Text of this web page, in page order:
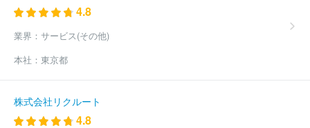
4.8
業界： サービス(その他)
本社： 東京都
株式会社リクルート
4.8